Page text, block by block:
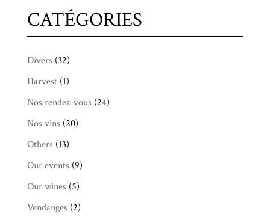
CATÉGORIES
Divers (32)
Harvest(1)
Nos rendez-vous (24)
Nos vins (20)
Others (13)
Our events (9)
Our wines (5)
Vendanges (2)